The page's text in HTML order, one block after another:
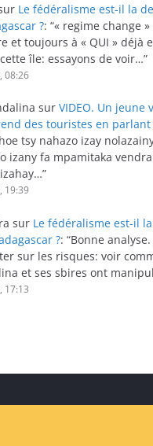
Le fédéralisme est-il la
?: “« regime change
et toujours à « QUI » déjà
île: essayons de voir…”
08:26
sur VIDEO. Un
des touristes en parlant
tsy nahazo izay
izany fa mpamitaka
”
19:39
sur Le fédéralisme est-il
?: “Bonne
sur les risques: voir
et ses sbires ont
17:13